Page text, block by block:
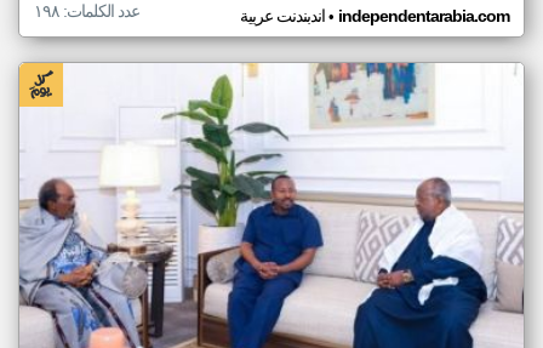
اندبندنت عربية• independentarabia.com عدد الكلمات: ١٩٨